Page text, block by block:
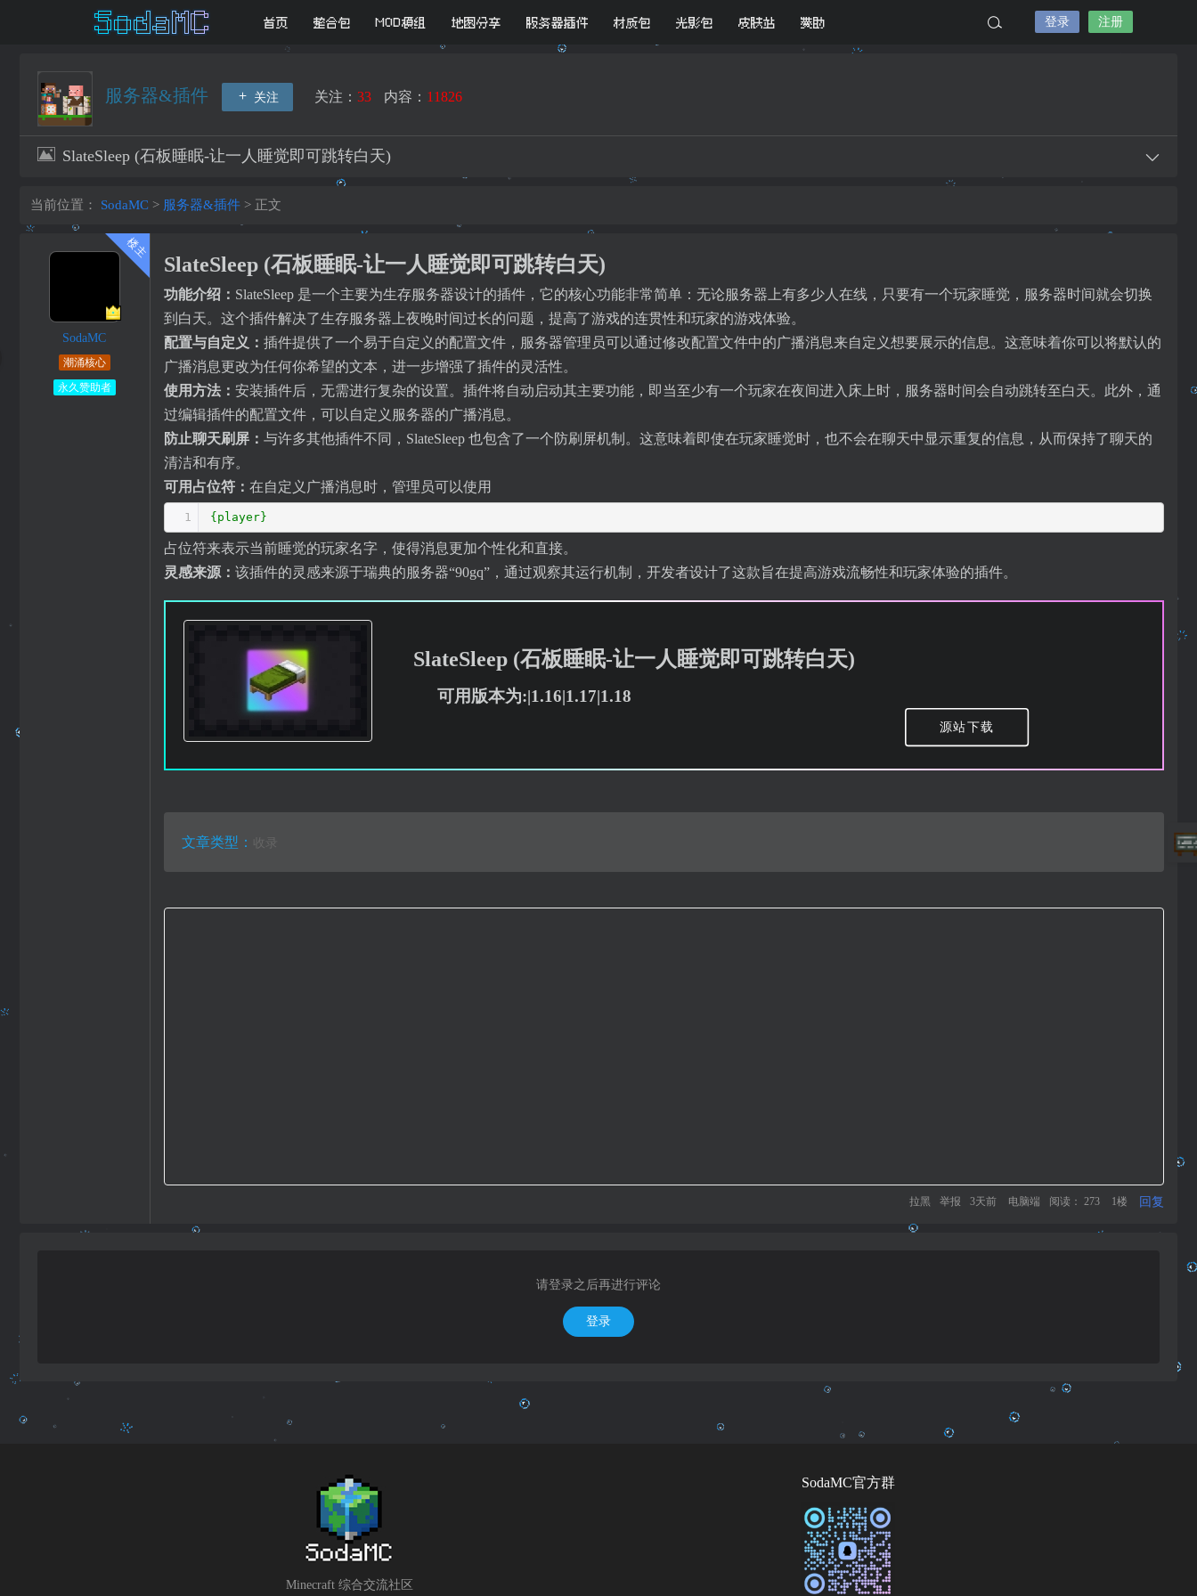
首页 整合包 MOD模组 地图分享 服务器插件 材质包 光影包 皮肤站 赞助 登录 注册
服务器&插件 关注 关注： 33 内容： 11826
SlateSleep (石板睡眠-让一人睡觉即可跳转白天)
当前位置： SodaMC > 服务器&插件 > 正文
SodaMC
潮涌核心
永久赞助者
SlateSleep (石板睡眠-让一人睡觉即可跳转白天)
功能介绍： SlateSleep 是一个主要为生存服务器设计的插件，它的核心功能非常简单：无论服务器上有多少人在线，只要有一个玩家睡觉，服务器时间就会切换
到白天。这个插件解决了生存服务器上夜晚时间过长的问题，提高了游戏的连贯性和玩家的游戏体验。
配置与自定义： 插件提供了一个易于自定义的配置文件，服务器管理员可以通过修改配置文件中的广播消息来自定义想要展示的信息。这意味着你可以将默认的
广播消息更改为任何你希望的文本，进一步增强了插件的灵活性。
使用方法： 安装插件后，无需进行复杂的设置。插件将自动启动其主要功能，即当至少有一个玩家在夜间进入床上时，服务器时间会自动跳转至白天。此外，通
过编辑插件的配置文件，可以自定义服务器的广播消息。
防止聊天刷屏： 与许多其他插件不同，SlateSleep 也包含了一个防刷屏机制。这意味着即使在玩家睡觉时，也不会在聊天中显示重复的信息，从而保持了聊天的
清洁和有序。
可用占位符： 在自定义广播消息时，管理员可以使用
1 {player}
占位符来表示当前睡觉的玩家名字，使得消息更加个性化和直接。
灵感来源： 该插件的灵感来源于瑞典的服务器“90gq”，通过观察其运行机制，开发者设计了这款旨在提高游戏流畅性和玩家体验的插件。
SlateSleep (石板睡眠-让一人睡觉即可跳转白天)
可用版本为:|1.16|1.17|1.18
源站下载
文章类型： 收录
拉黑 举报 3天前 电脑端 阅读： 273 1楼 回复
请登录之后再进行评论
登录
Minecraft 综合交流社区
SodaMC官方群